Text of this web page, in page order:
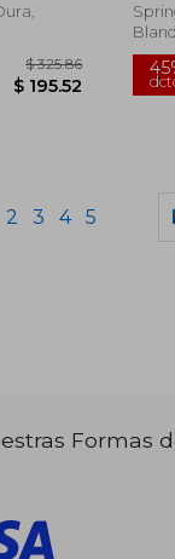
$ 70.56
2 3 4 5
Formas